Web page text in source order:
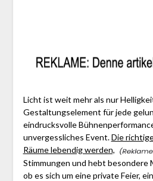
Licht ist weit mehr als nur
Gestaltungselement für jede
eindrucksvolle
unvergessliches Event.Die
Räume lebendig werden,
Stimmungen und hebt besondere
ob es sich um eine private Feier,